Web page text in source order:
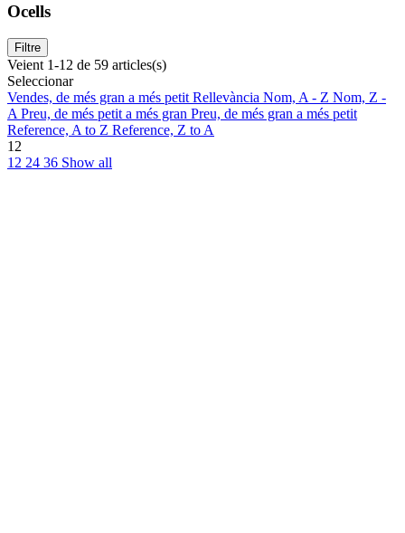
Ocells
Filtre
Veient 1-12 de 59 articles(s)
Seleccionar
Vendes, de més gran a més petitRellevància Nom, A - Z Nom, Z -
APreu, de més petit a més gran Preu, de més gran a més petit
Reference, A to Z Reference, Z to A
12
12 24 36 Show all